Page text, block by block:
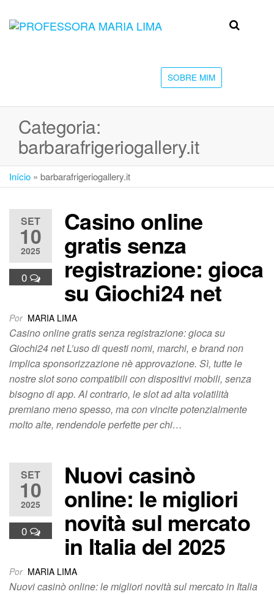
Professora
faculdade
SOBRE MIM
Categoria:
barbarafrigeriogallery.it
Início » barbarafrigeriogallery.it
SET
10
2025
0
Casino online
gratis senza
registrazione: gioca
su Giochi24 net
Por MARIA LIMA
Casino online gratis senza registrazione: gioca su
Giochi24 net L’uso di questi nomi, marchi, e brand non
implica sponsorizzazione nè approvazione. Sì, tutte le
nostre slot sono compatibili con dispositivi mobili, senza
bisogno di app. Al contrario, le slot ad alta volatilità
premiano meno spesso, ma con vincite potenzialmente
molto alte, rendendole perfette per chi…
SET
10
2025
0
Nuovi casinò
online: le migliori
novità sul mercato
in Italia del 2025
Por MARIA LIMA
Nuovi casinò online: le migliori novità sul mercato in Italia